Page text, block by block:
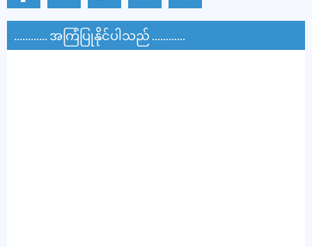
............ အကြံပြုနိုင်ပါသည် ............